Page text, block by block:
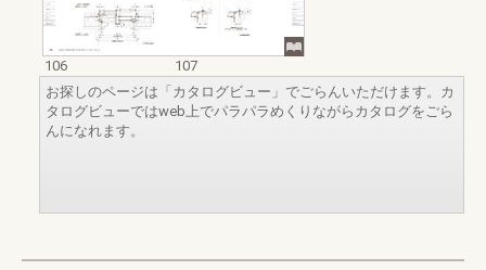
106
107
お探しのページは「カタログビュー」でごらんいただけます。カ
タログビューではweb上でパラパラめくりながらカタログをごら
んになれます。